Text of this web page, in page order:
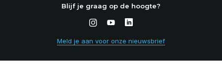
Blijf je graag op de hoogte?
Meld je aan voor onze nieuwsbrief